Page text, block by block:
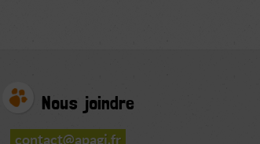
Nous joindre
contact@apagi.fr